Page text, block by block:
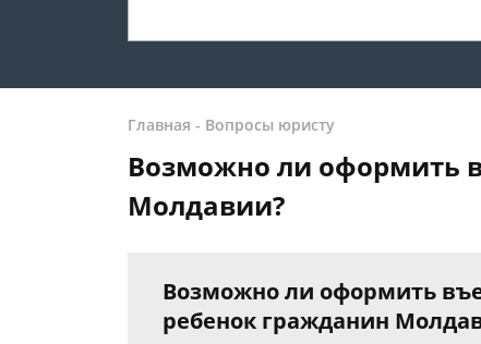
Главная - Вопросы юристу
Возможно ли оформить
Молдавии?
Возможно ли оформить
ребенок гражданин